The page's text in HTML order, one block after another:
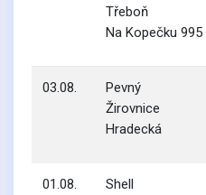
Třeboň
Na Kopečku 995
03.08.
Pevný
Žirovnice
Hradecká
01.08.
Shell